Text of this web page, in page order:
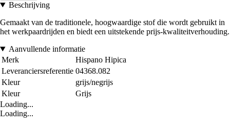
Beschrijving
Gemaakt van de traditionele, hoogwaardige stof die wordt gebruikt in
het werkpaardrijden en biedt een uitstekende prijs-kwaliteitverhouding.
Aanvullende informatie
Merk
Hispano Hipica
Leveranciersreferentie 04368.082
Kleur
grijs/negrijs
Kleur
Grijs
Loading...
Loading...